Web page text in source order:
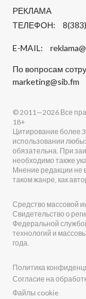
РЕКЛАМА
ТЕЛЕФОН: 8(383)
E-MAIL:
По вопросам
marketing@sib.fm
© 2011—2026 Все
18+
Цитирование более
использовании
обязательна. При
необходимо также
Мнение редакции не
таком жанре, как
Средство массовой
Свидетельство о
Федеральной
технологий и
года.
Политика
Согласие на
Файлы cookie